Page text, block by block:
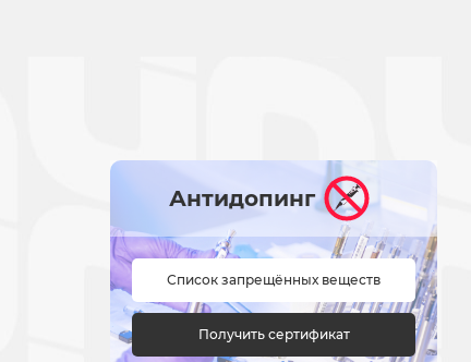
Антидопинг
Список запрещённых веществ
Получить сертификат